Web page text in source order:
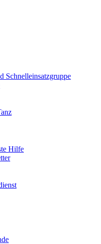
Schnelleinsatzgruppe
Hilfe